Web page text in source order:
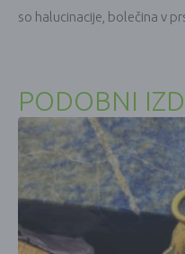
so halucinacije, bolečina v
PODOBNI